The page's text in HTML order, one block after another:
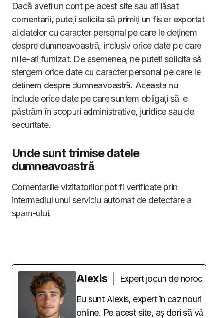
Dacă aveți un cont pe acest site sau ați lăsat
comentarii, puteți solicita să primiți un fișier exportat
al datelor cu caracter personal pe care le deținem
despre dumneavoastră, inclusiv orice date pe care
ni le-ați furnizat. De asemenea, ne puteți solicita să
ștergem orice date cu caracter personal pe care le
deținem despre dumneavoastră. Aceasta nu
include orice date pe care suntem obligați să le
păstrăm în scopuri administrative, juridice sau de
securitate.
Unde sunt trimise datele
dumneavoastră
Comentariile vizitatorilor pot fi verificate prin
intermediul unui serviciu automat de detectare a
spam-ului.
Alexis
Expert jocuri de noroc
Eu sunt Alexis, expert în cazinouri
online. Pe acest site, aș dori să vă